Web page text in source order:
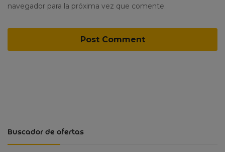
Buscador de ofertas
navegador para la próxima vez que comente.